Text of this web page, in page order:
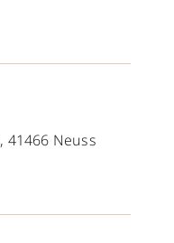
41466 Neuss